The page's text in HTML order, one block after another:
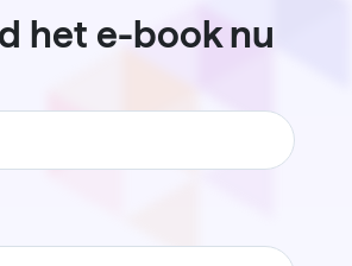
het e-book nu